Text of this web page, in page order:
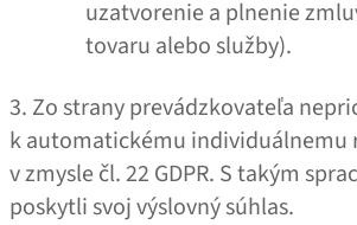
uzatvorenie a plnenie
tovaru alebo služby).
3. Zo strany prevádzkovateľa
k automatickému individuálnemu
v zmysle čl. 22 GDPR. S takým
poskytli svoj výslovný súhlas.